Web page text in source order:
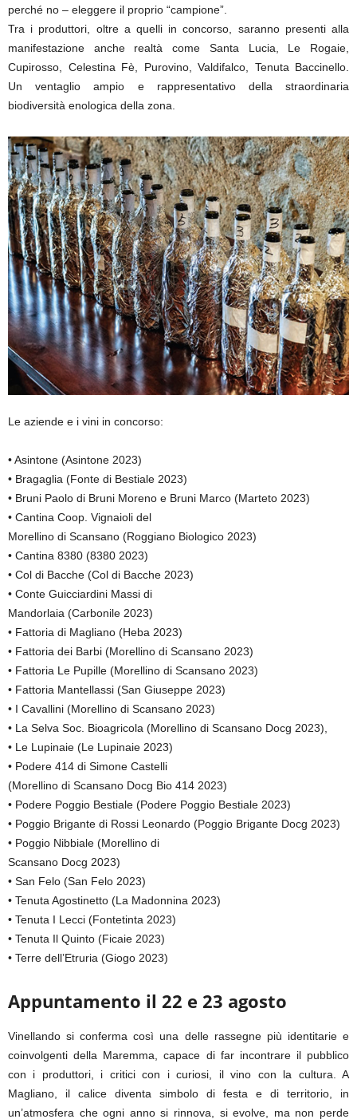
perché no – eleggere il proprio “campione”.
Tra i produttori, oltre a quelli in concorso, saranno presenti alla
manifestazione anche realtà come Santa Lucia, Le Rogaie,
Cupirosso, Celestina Fè, Purovino, Valdifalco, Tenuta Baccinello.
Un ventaglio ampio e rappresentativo della straordinaria
biodiversità enologica della zona.
Le aziende e i vini in concorso:
• Asintone (Asintone 2023)
• Bragaglia (Fonte di Bestiale 2023)
• Bruni Paolo di Bruni Moreno e Bruni Marco (Marteto 2023)
• Cantina Coop. Vignaioli del
Morellino di Scansano (Roggiano Biologico 2023)
• Cantina 8380 (8380 2023)
• Col di Bacche (Col di Bacche 2023)
• Conte Guicciardini Massi di
Mandorlaia (Carbonile 2023)
• Fattoria di Magliano (Heba 2023)
• Fattoria dei Barbi (Morellino di Scansano 2023)
• Fattoria Le Pupille (Morellino di Scansano 2023)
• Fattoria Mantellassi (San Giuseppe 2023)
• I Cavallini (Morellino di Scansano 2023)
• La Selva Soc. Bioagricola (Morellino di Scansano Docg 2023),
• Le Lupinaie (Le Lupinaie 2023)
• Podere 414 di Simone Castelli
(Morellino di Scansano Docg Bio 414 2023)
• Podere Poggio Bestiale (Podere Poggio Bestiale 2023)
• Poggio Brigante di Rossi Leonardo (Poggio Brigante Docg 2023)
• Poggio Nibbiale (Morellino di
Scansano Docg 2023)
• San Felo (San Felo 2023)
• Tenuta Agostinetto (La Madonnina 2023)
• Tenuta I Lecci (Fontetinta 2023)
• Tenuta Il Quinto (Ficaie 2023)
• Terre dell’Etruria (Giogo 2023)
Appuntamento il 22 e 23 agosto
Vinellando si conferma così una delle rassegne più identitarie e
coinvolgenti della Maremma, capace di far incontrare il pubblico
con i produttori, i critici con i curiosi, il vino con la cultura. A
Magliano, il calice diventa simbolo di festa e di territorio, in
un’atmosfera che ogni anno si rinnova, si evolve, ma non perde